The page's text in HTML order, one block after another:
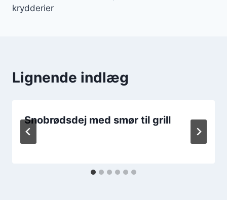
krydderier
Lignende indlæg
Snobrødsdej med smør til grill